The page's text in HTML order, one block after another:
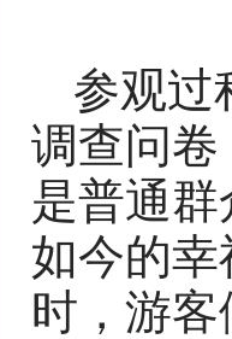
参观过
调查问
是普通
如今的
时，游